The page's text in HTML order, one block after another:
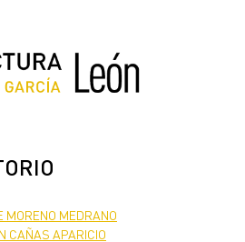
MORENO MEDRANO
CAÑAS APARICIO